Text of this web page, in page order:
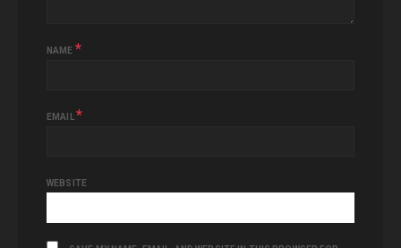
NAME *
EMAIL *
WEBSITE